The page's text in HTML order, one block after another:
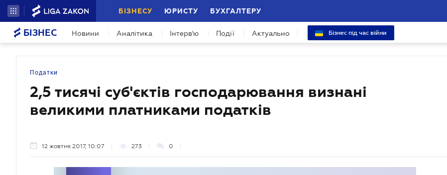
БІЗНЕСУ ЮРИСТУ БУХГАЛТЕРУ
БІЗНЕС Новини Аналітика Інтерв'ю Події Актуально Бізнес під час війни
Податки
2,5 тисячі суб'єктів господарювання визнані
великими платниками податків
12 жовтня 2017, 10:07 273 0